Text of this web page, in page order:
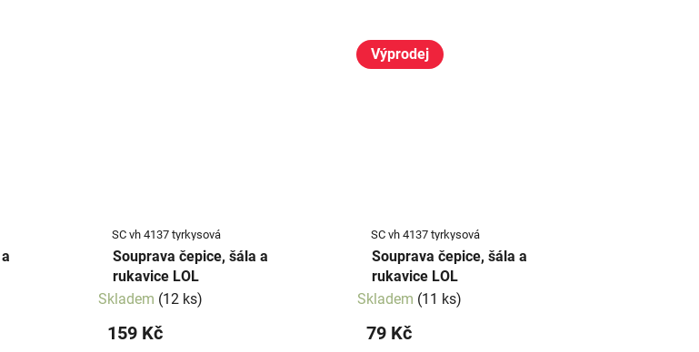
SC vh 4137 tyrkysová
Souprava čepice, šála a
rukavice LOL
Skladem (12 ks)
159 Kč
Výprodej
SC vh 4137 tyrkysová
Souprava čepice, šála a
rukavice LOL
Skladem (11 ks)
79 Kč